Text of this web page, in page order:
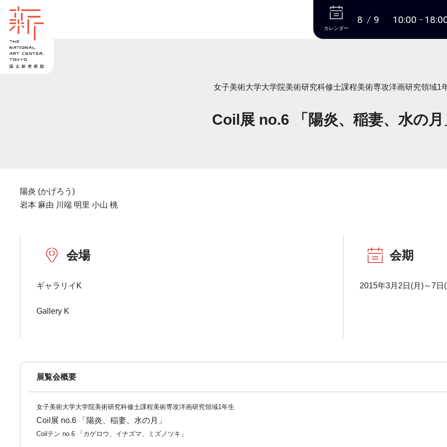
本文へ
カレンダー
8 9 10:00
女子美術大学大学院美術研究科修士課程美術専攻洋画研究領域1
Coil展 no.6 「陽炎、稲妻、水の月
陽炎 (かげろう)
岩本 麻由 川端 明里 小山 桃
会場
ギャラリイK
Gallery K
会期
2015年3月2日(月)～7日
展覧会概要
女子美術大学大学院美術研究科修士課程美術専攻洋画研究領域1年生
Coil展 no.6 「陽炎、稲妻、水の月」
Coilテン no.6 「カゲロウ、イナズマ、ミズノツキ」